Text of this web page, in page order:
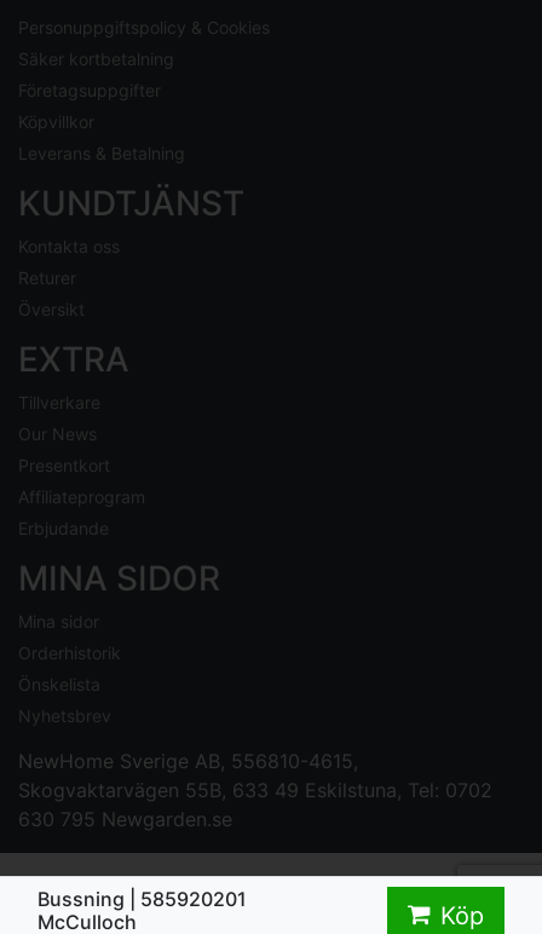
Bussning | 585920201
McCulloch
Köp
Personuppgiftspolicy & Cookies
Säker kortbetalning
Företagsuppgifter
Köpvillkor
Leverans & Betalning
KUNDTJÄNST
Kontakta oss
Returer
Översikt
EXTRA
Tillverkare
Our News
Presentkort
Affiliateprogram
Erbjudande
MINA SIDOR
Mina sidor
Orderhistorik
Önskelista
Nyhetsbrev
NewHome Sverige AB, 556810-4615,
Skogvaktarvägen 55B, 633 49 Eskilstuna, Tel: 0702
630 795 Newgarden.se